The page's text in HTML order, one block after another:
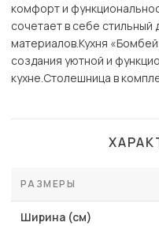
комфорт и
сочетает в себе стильный
материалов.Кухня
создания уютной и
кухне.Столешница в
РАЗМЕРЫ
Ширина (см)